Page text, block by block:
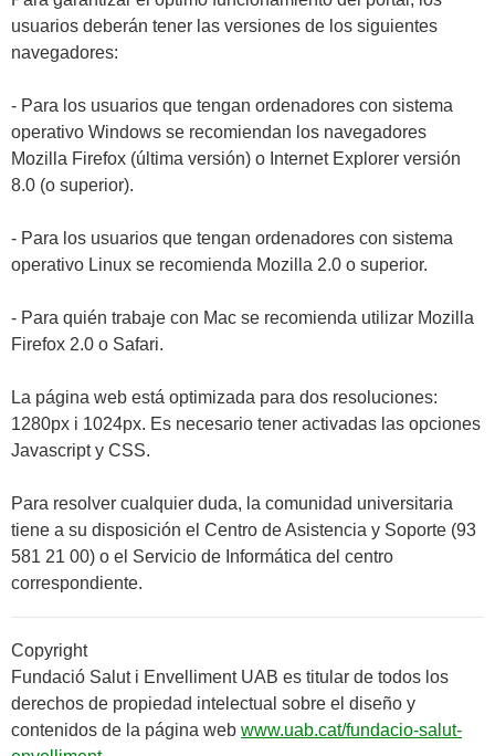
usuarios deberán tener las versiones de los siguientes
navegadores:
- Para los usuarios que tengan ordenadores con sistema
operativo Windows se recomiendan los navegadores
Mozilla Firefox (última versión) o Internet Explorer versión
8.0 (o superior).
- Para los usuarios que tengan ordenadores con sistema
operativo Linux se recomienda Mozilla 2.0 o superior.
- Para quién trabaje con Mac se recomienda utilizar Mozilla
Firefox 2.0 o Safari.
La página web está optimizada para dos resoluciones:
1280px i 1024px. Es necesario tener activadas las opciones
Javascript y CSS.
Para resolver cualquier duda, la comunidad universitaria
tiene a su disposición el Centro de Asistencia y Soporte (93
581 21 00) o el Servicio de Informática del centro
correspondiente.
Copyright
Fundació Salut i Envelliment UAB es titular de todos los
derechos de propiedad intelectual sobre el diseño y
contenidos de la página web www.uab.cat/fundacio-salut-